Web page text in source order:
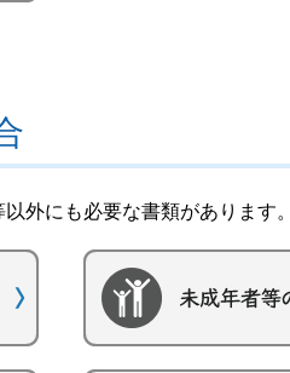
外にも必要な書類があります